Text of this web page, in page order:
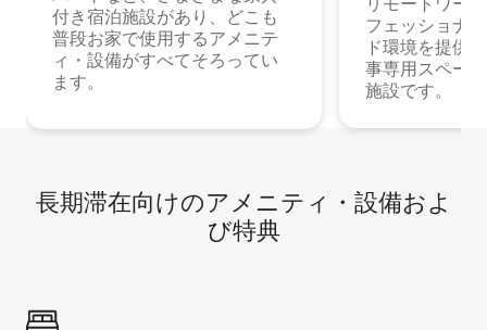
付き宿泊施設があり、どこも
普段お家で使用するアメニテ
ィ・設備がすべてそろってい
ます。
フェッショナ
ド環境を提供
事専用スペー
施設です。
長期滞在向け⁠のア⁠メ⁠ニ⁠テ⁠ィ⁠・設⁠備⁠およ
び特⁠典